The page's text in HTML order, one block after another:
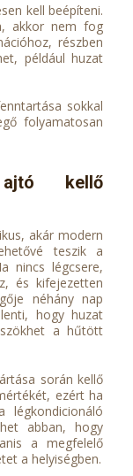
kell beépíteni.
akkor nem fog
részben
például huzat
sokkal
folyamatosan
kellő
akár modern
teszik a
nincs légcsere,
és kifejezetten
néhány nap
hogy huzat
a hűtött
során kellő
ezért ha
légkondicionáló
abban, hogy
a megfelelő
a helyiségben.